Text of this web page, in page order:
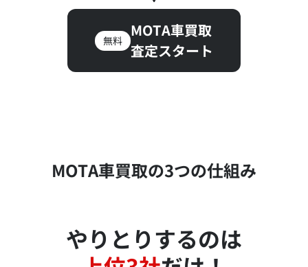
無料
MOTA車買取
査定スタート
MOTA車買取の3つの仕組み
やりとりするのは